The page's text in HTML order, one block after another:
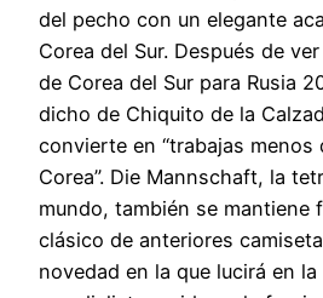
del pecho con un elegante
Corea del Sur. Después de
de Corea del Sur para Rusia
dicho de Chiquito de la
convierte en “trabajas menos
Corea”. Die Mannschaft, la
mundo, también se mantiene
clásico de anteriores
novedad en la que lucirá en